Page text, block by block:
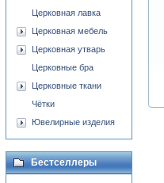
Церковная лавка
Церковная мебель
Церковная утварь
Церковные бра
Церковные ткани
Чётки
Ювелирные изделия
Бестселлеры